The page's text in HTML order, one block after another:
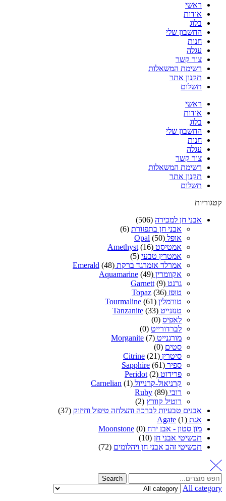
ראשי
אודות
בלוג
החשבון שלי
חנות
עגלה
צור קשר
רשימת המשאלות
תקנון אתר
תשלום
ראשי
אודות
בלוג
החשבון שלי
חנות
עגלה
צור קשר
רשימת המשאלות
תקנון אתר
תשלום
קטגוריות
אבני חן למכירה (506)
אבני חן בתפזורת (6)
אופל Opal (50)
אמטיסט Amethyst (16)
אמטרין טבעי (5)
אמרלד אזמרגד ברקת Emerald (48)
אקוומרין Aquamarine (49)
גרנט Garnett (9)
טופז Topaz (36)
טורמלין Tourmaline (61)
טנזנייט Tanzanite (33)
לאפיס (0)
לברדורייט (0)
מורגנייט Morganite (7)
סטים (0)
סיטרין Citrine (21)
ספיר Sapphire (61)
פרידוט Peridot (2)
קרניאול-קרנייול Carnelian (1)
רובי Ruby (89)
רוטיל קוורץ (2)
אבנים טבעיות לברכה והצלחה טיפול וחיזוק (37)
אגת Agate (1)
מון סטון - אבן ירח Moonstone (0)
תכשיטי אבני חן (10)
תכשיטי זהב אבני חן ויהלומים (72)
Search
All category